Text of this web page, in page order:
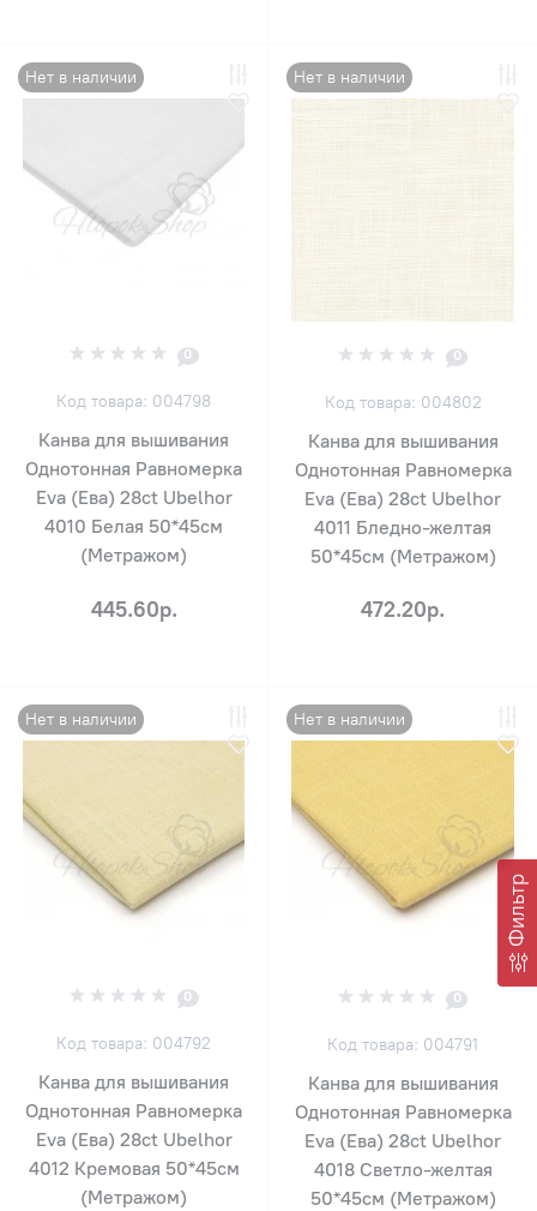
Фильтр
Нет в наличии
0
Код товара: 004798
Канва для вышивания
Однотонная Равномерка
Eva (Ева) 28ct Ubelhor
4010 Белая 50*45см
(Метражом)
445.60р.
Нет в наличии
0
Код товара: 004802
Канва для вышивания
Однотонная Равномерка
Eva (Ева) 28ct Ubelhor
4011 Бледно-желтая
50*45см (Метражом)
472.20р.
Нет в наличии
0
Код товара: 004792
Канва для вышивания
Однотонная Равномерка
Eva (Ева) 28ct Ubelhor
4012 Кремовая 50*45см
(Метражом)
Нет в наличии
0
Код товара: 004791
Канва для вышивания
Однотонная Равномерка
Eva (Ева) 28ct Ubelhor
4018 Светло-желтая
50*45см (Метражом)